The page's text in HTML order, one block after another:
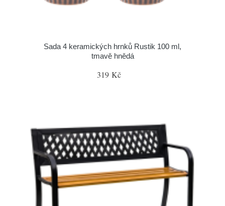
Sada 4 keramických hrnků Rustik 100 ml,
tmavě hnědá
319 Kč